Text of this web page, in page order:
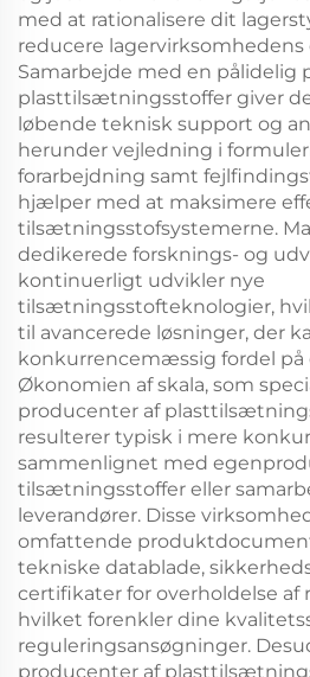
med at rationalisere dit
reducere
Samarbejde med en pålidelig
plasttilsætningsstoffer giver
løbende teknisk support og
herunder vejledning i
forarbejdning samt
hjælper med at maksimere
tilsætningsstofsystemerne.
dedikerede forsknings- og
kontinuerligt udvikler nye
tilsætningsstofteknologier,
til avancerede løsninger, der
konkurrencemæssig fordel på
Økonomien af skala, som
producenter af
resulterer typisk i mere
sammenlignet med
tilsætningsstoffer eller
leverandører. Disse
omfattende
tekniske datablade,
certifikater for overholdelse af
hvilket forenkler dine
reguleringsansøgninger.
producenter af